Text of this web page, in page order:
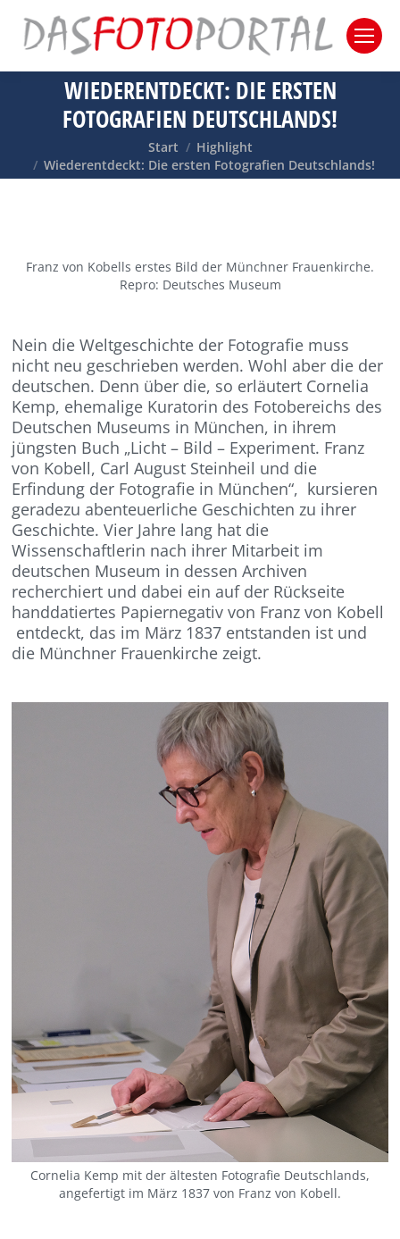
WIEDERENTDECKT: DIE ERSTEN
FOTOGRAFIEN DEUTSCHLANDS!
Sie befinden sich hier:
Start
Highlight
Wiederentdeckt: Die ersten Fotografien Deutschlands!
Franz von Kobells erstes Bild der Münchner Frauenkirche.
Repro: Deutsches Museum
Nein die Weltgeschichte der Fotografie muss
nicht neu geschrieben werden. Wohl aber die der
deutschen. Denn über die, so erläutert Cornelia
Kemp, ehemalige Kuratorin des Fotobereichs des
Deutschen Museums in München, in ihrem
jüngsten Buch „Licht – Bild – Experiment. Franz
von Kobell, Carl August Steinheil und die
Erfindung der Fotografie in München“, kursieren
geradezu abenteuerliche Geschichten zu ihrer
Geschichte. Vier Jahre lang hat die
Wissenschaftlerin nach ihrer Mitarbeit im
deutschen Museum in dessen Archiven
recherchiert und dabei ein auf der Rückseite
handdatiertes Papiernegativ von Franz von Kobell
entdeckt, das im März 1837 entstanden ist und
die Münchner Frauenkirche zeigt.
Cornelia Kemp mit der ältesten Fotografie Deutschlands,
angefertigt im März 1837 von Franz von Kobell.